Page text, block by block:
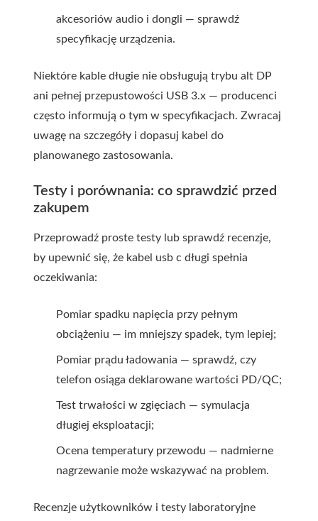
akcesoriów audio i dongli — sprawdź
specyfikację urządzenia.
Niektóre kable długie nie obsługują trybu alt DP
ani pełnej przepustowości USB 3.x — producenci
często informują o tym w specyfikacjach. Zwracaj
uwagę na szczegóły i dopasuj kabel do
planowanego zastosowania.
Testy i porównania: co sprawdzić przed
zakupem
Przeprowadź proste testy lub sprawdź recenzje,
by upewnić się, że kabel usb c długi spełnia
oczekiwania:
Pomiar spadku napięcia przy pełnym
obciążeniu — im mniejszy spadek, tym lepiej;
Pomiar prądu ładowania — sprawdź, czy
telefon osiąga deklarowane wartości PD/QC;
Test trwałości w zgięciach — symulacja
długiej eksploatacji;
Ocena temperatury przewodu — nadmierne
nagrzewanie może wskazywać na problem.
Recenzje użytkowników i testy laboratoryjne